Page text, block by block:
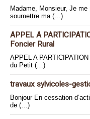
Madame, Monsieur, Je
soumettre ma (…)
APPEL A
Foncier Rural
APPEL A
du Petit (…)
travaux sylvicoles-
Bonjour En cessation
de (…)